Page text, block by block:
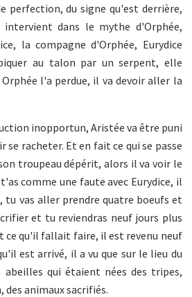
perfection, du signe qu'est derrière,
intervient dans le mythe d'Orphée,
la compagne d'Orphée, Eurydice
au talon par un serpent, elle
l'a perdue, il va devoir aller la
inopportun, Aristée va être puni
se racheter. Et en fait ce qui se passe
troupeau dépérit, alors il va voir le
comme une faute avec Eurydice, il
tu vas aller prendre quatre boeufs et
et tu reviendras neuf jours plus
ce qu'il fallait faire, il est revenu neuf
est arrivé, il a vu que sur le lieu du
qui étaient nées des tripes,
animaux sacrifiés.